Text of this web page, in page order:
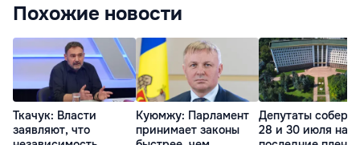
Похожие новости
Ткачук: Власти
заявляют, что
Куюмжу: Парламент
принимает законы
Депутаты
28 и 30 июля на